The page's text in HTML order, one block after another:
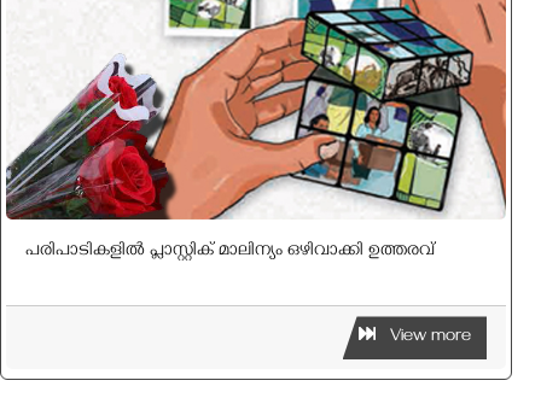
പരിപാടികളില്‍ പ്ലാസ്റ്റിക് മാലിന്യം ഒഴിവാക്കി ഉത്തരവ്
View more